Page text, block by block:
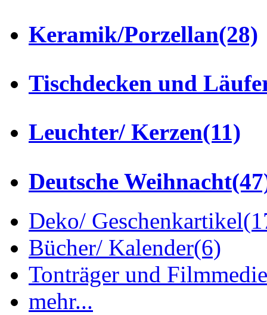
Keramik/Porzellan(28)
Tischdecken und
Leuchter/ Kerzen(11)
Deutsche Weihnacht
Deko/ Geschenkartikel
Bücher/ Kalender(6)
Tonträger und
mehr...